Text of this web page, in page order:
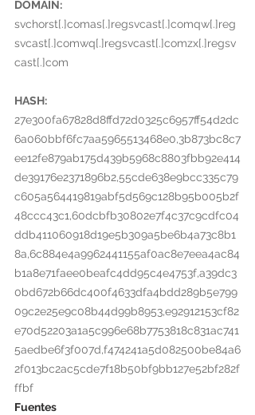
DOMAIN:
svchorst[.]comas[.]regsvcast[.]comqw[.]reg
svcast[.]comwq[.]regsvcast[.]comzx[.]regsv
cast[.]com
HASH:
27e300fa67828d8ffd72d0325c6957ff54d2dc
6a060bbf6fc7aa5965513468e0,3b873bc8c7
ee12fe879ab175d439b5968c8803fbb92e414
de39176e2371896b2,55cde638e9bcc335c79
c605a564419819abf5d569c128b95b005b2f
48ccc43c1,60dcbfb30802e7f4c37c9cdfc04
ddb411060918d19e5b309a5be6b4a73c8b1
8a,6c884e4a9962441155af0ac8e7eea4ac84
b1a8e71faee0beafc4dd95c4e4753f,a39dc3
0bd672b66dc400f4633dfa4bdd289b5e799
09c2e25e9c08b44d99b8953,e92912153cf82
e70d52203a1a5c996e68b7753818c831ac741
5aedbe6f3f007d,f474241a5d082500be84a6
2f013bc2ac5cde7f18b50bf9bb127e52bf282f
ffbf
Fuentes